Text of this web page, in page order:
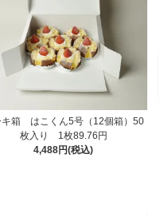
キ箱 はこくん5号（12個箱）50
枚入り 1枚89.76円
4,488円(税込)